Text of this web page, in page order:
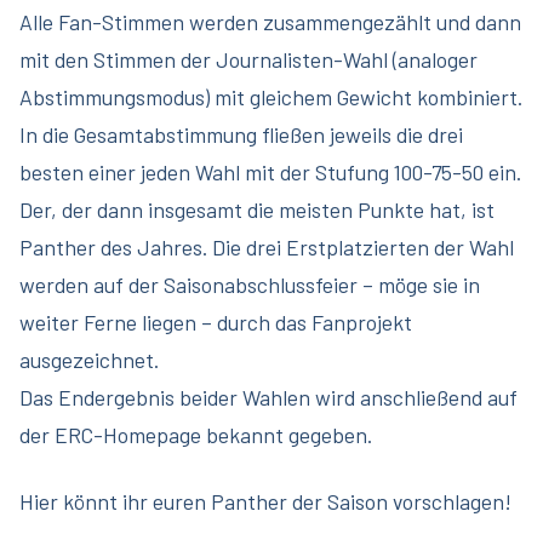
Alle Fan-Stimmen werden zusammengezählt und dann
mit den Stimmen der Journalisten-Wahl (analoger
Abstimmungsmodus) mit gleichem Gewicht kombiniert.
In die Gesamtabstimmung fließen jeweils die drei
besten einer jeden Wahl mit der Stufung 100-75-50 ein.
Der, der dann insgesamt die meisten Punkte hat, ist
Panther des Jahres. Die drei Erstplatzierten der Wahl
werden auf der Saisonabschlussfeier – möge sie in
weiter Ferne liegen – durch das Fanprojekt
ausgezeichnet.
Das Endergebnis beider Wahlen wird anschließend auf
der ERC-Homepage bekannt gegeben.
Hier könnt ihr euren Panther der Saison vorschlagen!